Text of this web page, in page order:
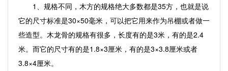
1、规格不同，木方的规格绝大多数都是35方，也就是说
它的尺寸标准是30×50毫米，可以把它用来作为吊棚或者做一
些造型。木龙骨的规格有很多，长度有的是3米，有的是2.4
米。而它的尺寸有的是1.8×3厘米，有的是3×3.8厘米或者
3.8×4厘米。